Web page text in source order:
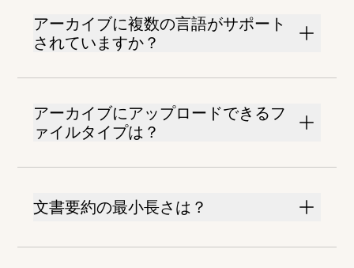
アーカイブに複数の言語がサポート
されていますか？
アーカイブにアップロードできるフ
ァイルタイプは？
文書要約の最小長さは？